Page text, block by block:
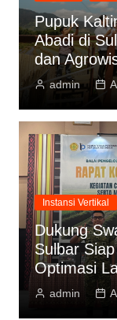
Pupuk
Abadi di
dan
admin
Instansi Vertikal
Dukung
Sulbar
Optimasi
admin